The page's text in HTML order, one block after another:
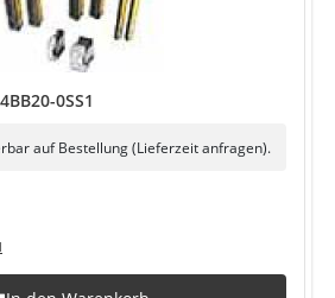
0SS1
auf Bestellung (Lieferzeit anfragen).